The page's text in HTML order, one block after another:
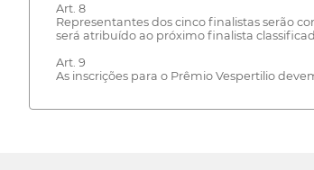
Art. 8
Representantes dos cinco finalistas serão
será atribuído ao próximo finalista
Art. 9
As inscrições para o Prêmio Vespertilio